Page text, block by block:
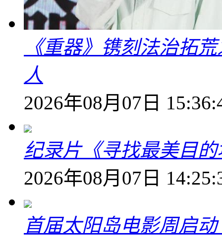
《重器》镌刻法治拓
人
2026年08月07日
纪录片《寻找最美目
2026年08月07日
首届太阳岛电影周启